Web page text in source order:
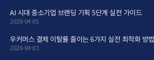
AI 시대 중소기업 브랜딩 기획 5단계 실전 가이드
2026-04-05
우커머스 결제 이탈률 줄이는 6가지 실전 최적화 방법
2026-04-03